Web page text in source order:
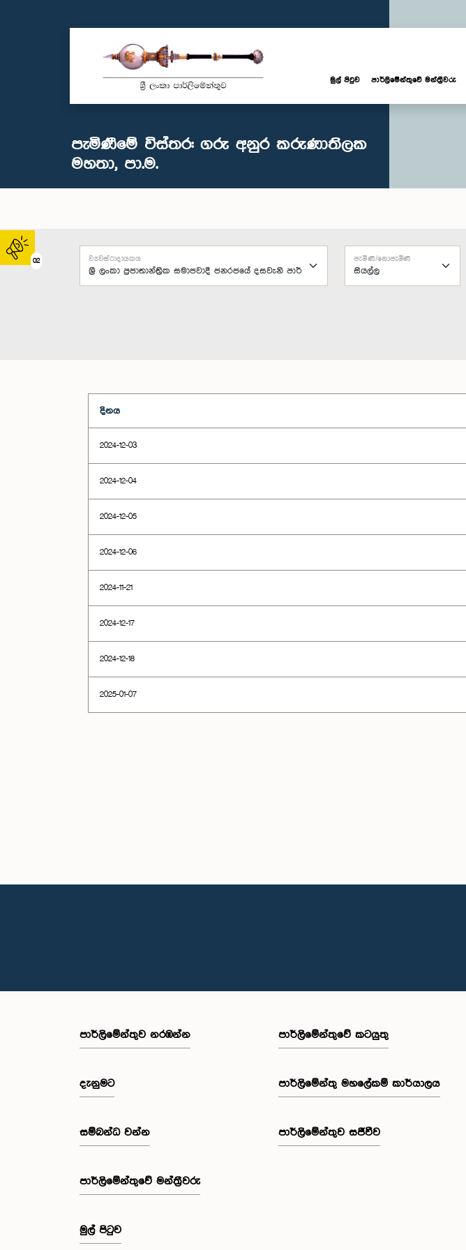
02
මුල් පිටුව පාර්ලි‌මේන්තුවේ මන්ත්‍රීවරු
පැමිණීමේ විස්තර: ගරු අනුර කරුණාතිලක
මහතා, පා.ම.
ව්‍යවස්ථාදායකය පැමිණි/නොපැමිණි
දිනය
2024-12-03
2024-12-04
2024-12-05
2024-12-06
2024-11-21
2024-12-17
2024-12-18
2025-01-07
පාර්ලි‌මේන්තුව නරඹන්න
දැනුමට
සම්බන්ධ වන්න
පාර්ලි‌මේන්තුවේ මන්ත්‍රීවරු
මුල් පිටුව
පාර්ලිමේන්තුවේ කටයුතු
පාර්ලිමේන්තු මහලේකම් කාර්යාලය
පාර්ලිමේන්තුව සජීවීව